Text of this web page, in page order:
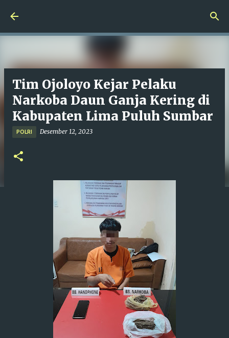
Tim Ojoloyo Kejar Pelaku
Narkoba Daun Ganja Kering di
Kabupaten Lima Puluh Sumbar
POLRI Desember 12, 2023